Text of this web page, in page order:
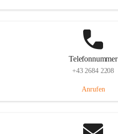
Telefonnummer
+43 2684 2208
Anrufen